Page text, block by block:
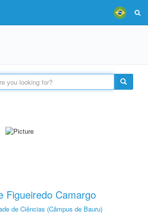
Figueiredo Camargo
de Ciências (Câmpus de Bauru)